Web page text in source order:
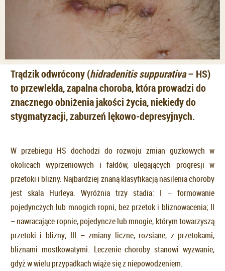
Trądzik odwrócony (hidradenitis suppurativa– HS)
to przewlekła, zapalna choroba, która prowadzi do
znacznego obniżenia jakości życia, niekiedy do
stygmatyzacji, zaburzeń lękowo-depresyjnych.
W przebiegu HS dochodzi do rozwoju zmian guzkowych w
okolicach wyprzeniowych i fałdów, ulegających progresji w
przetoki i blizny. Najbardziej znaną klasyfikacją nasilenia choroby
jest skala Hurleya. Wyróżnia trzy stadia: I – formowanie
pojedynczych lub mnogich ropni, bez przetok i bliznowacenia; II
– nawracające ropnie, pojedyncze lub mnogie, którym towarzyszą
przetoki i blizny; III – zmiany liczne, rozsiane, z przetokami,
bliznami mostkowatymi. Leczenie choroby stanowi wyzwanie,
gdyż w wielu przypadkach wiąże się z niepowodzeniem.